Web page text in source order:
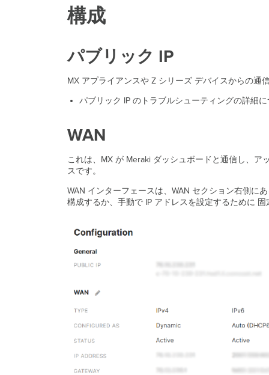
構成
パブリック IP
MX アプライアンスや Z シリーズ デバイスからの通
パブリック IP のトラブルシューティングの詳細
WAN
これは、MX が Meraki ダッシュボードと通信し、
スです。
WAN インターフェースは、WAN セクション右側に
構成するか、手動で IP アドレスを設定するために 固